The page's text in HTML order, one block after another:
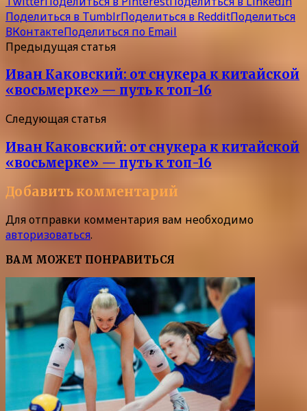
Поделиться в TumblrПоделиться в RedditПоделиться
ВКонтактеПоделиться по Email
Предыдущая статья
Иван Каковский: от снукера к китайской
«восьмерке» — путь к топ-16
Следующая статья
Иван Каковский: от снукера к китайской
«восьмерке» — путь к топ-16
Добавить комментарий
Для отправки комментария вам необходимо
авторизоваться.
ВАМ МОЖЕТ ПОНРАВИТЬСЯ